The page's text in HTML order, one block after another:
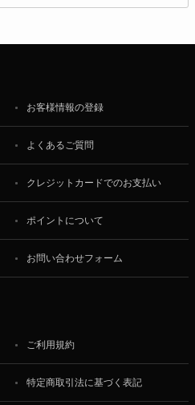
お客様情報の登録
よくあるご質問
クレジットカードでのお支払い
ポイントについて
お問い合わせフォーム
ご利用規約
特定商取引法に基づく表記